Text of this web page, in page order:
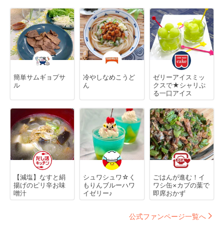
簡単サムギョプサ
ル
冷やしなめこうど
ん
ゼリーアイスミッ
クスで★シャリぷ
る一口アイス
【減塩】なすと絹
揚げのピリ辛お味
噌汁
シュワシュワ☆く
もりんブルーハワ
イゼリー♪
ごはんが進む！イ
ワシ缶×カブの葉で
即席おかず
公式ファンページ一覧へ